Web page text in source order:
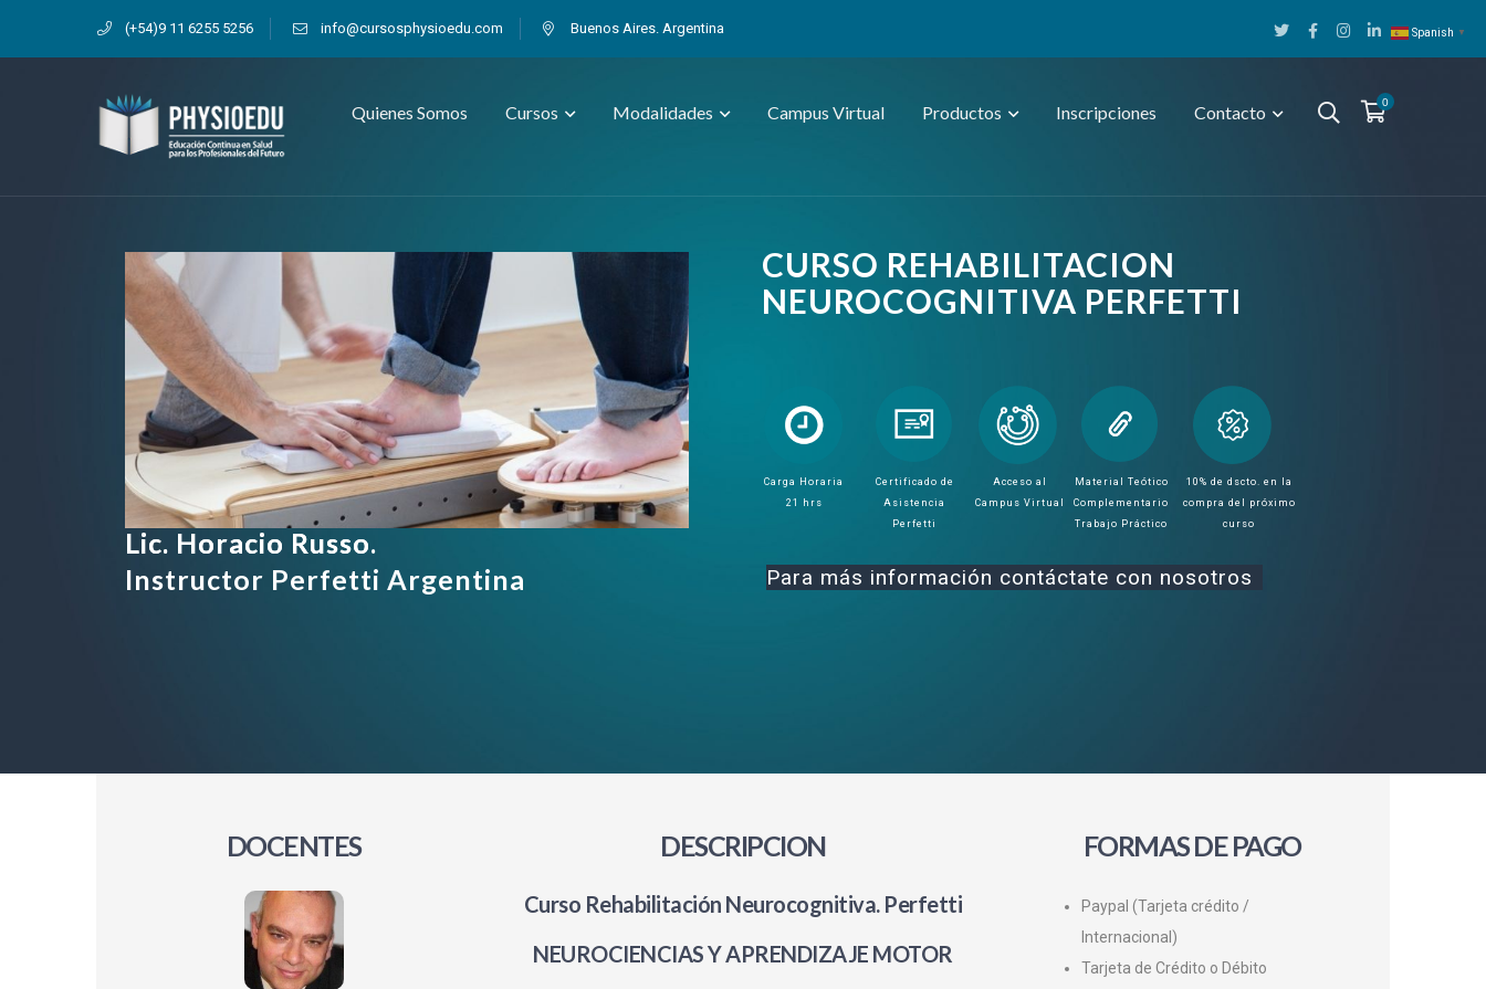
(+54)9 11 6255 5256 info@cursosphysioedu.com Buenos Aires. Argentina
Twitter
Profile
Facebook
Profile
Instagram
Profile
LinkedIn
Profile
0
Quienes Somos Cursos Modalidades Campus Virtual Productos Inscripciones Contacto
CURSO REHABILITACION
NEUROCOGNITIVA PERFETTI
Carga Horaria
21 hrs
Certificado de
Asistencia
Perfetti
Acceso al
Campus Virtual
Material Teótico
Complementario
Trabajo Práctico
10% de dscto. en la
compra del próximo
curso
Lic. Horacio Russo
Para más información contáctate con nosotros
Lic. Horacio Russo.
Instructor Perfetti Argentina
DOCENTES DESCRIPCION
Curso Rehabilitación Neurocognitiva. Perfetti
NEUROCIENCIAS Y APRENDIZAJE MOTOR
FORMAS DE PAGO
Paypal (Tarjeta crédito /
Internacional)
Tarjeta de Crédito o Débito
Spanish ▼